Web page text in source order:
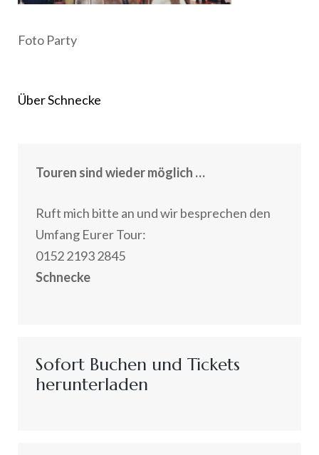
Foto Party
Beitragsnavigation
Über Schnecke
Touren sind wieder möglich …
Ruft mich bitte an und wir besprechen den
Umfang Eurer Tour:
0152 2193 2845
Schnecke
Sofort Buchen und Tickets
herunterladen